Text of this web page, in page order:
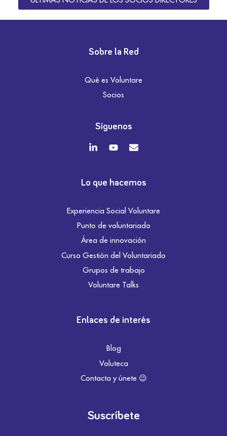
Sobre la Red
Qué es Voluntare
Socios
Síguenos
Lo que hacemos
Experiencia Social Voluntare
Punto de voluntariado
Área de innovación
Curso Gestión del Voluntariado
Grupos de trabajo
Voluntare Talks
Enlaces de interés
Blog
Voluteca
Contacta y únete 😉
Suscríbete